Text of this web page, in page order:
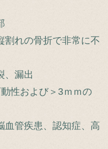
割れの骨折で非常に不
、漏出
性および＞3ｍｍの
血管疾患、認知症、高